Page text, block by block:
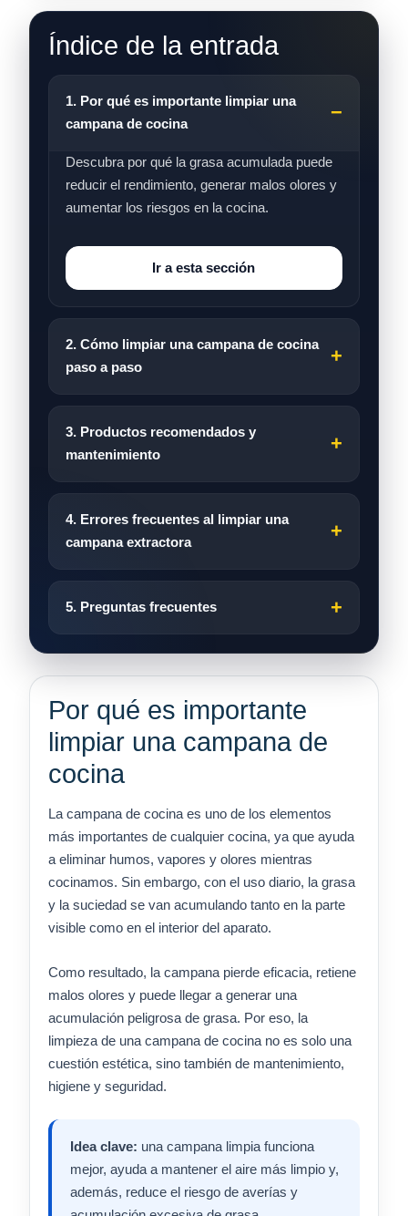
Índice de la entrada
1. Por qué es importante limpiar una
campana de cocina
Descubra por qué la grasa acumulada puede
reducir el rendimiento, generar malos olores y
aumentar los riesgos en la cocina.
Ir a esta sección
2. Cómo limpiar una campana de cocina
paso a paso
3. Productos recomendados y
mantenimiento
4. Errores frecuentes al limpiar una
campana extractora
5. Preguntas frecuentes
Por qué es importante
limpiar una campana de
cocina
La campana de cocina es uno de los elementos
más importantes de cualquier cocina, ya que ayuda
a eliminar humos, vapores y olores mientras
cocinamos. Sin embargo, con el uso diario, la grasa
y la suciedad se van acumulando tanto en la parte
visible como en el interior del aparato.
Como resultado, la campana pierde eficacia, retiene
malos olores y puede llegar a generar una
acumulación peligrosa de grasa. Por eso, la
limpieza de una campana de cocina no es solo una
cuestión estética, sino también de mantenimiento,
higiene y seguridad.
Idea clave: una campana limpia funciona
mejor, ayuda a mantener el aire más limpio y,
además, reduce el riesgo de averías y